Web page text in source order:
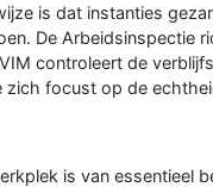
is dat instanties
De Arbeidsinspectie
controleert de
zich focust op de
is van essentieel